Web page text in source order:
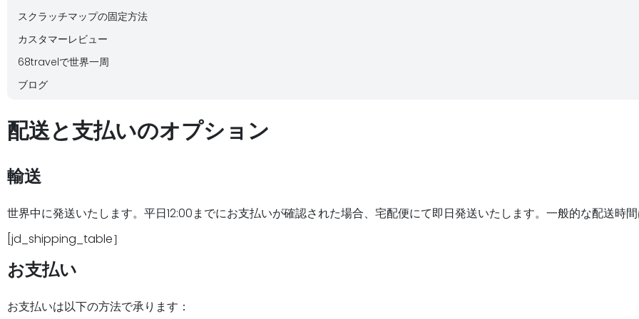
スクラッチマップの固定方法
カスタマーレビュー
68travelで世界一周
ブログ
配送と支払いのオプション
輸送
世界中に発送いたします。平日12:00までにお支払いが確認された場合、宅配便にて即日発送いたします。一般的な配送時間
[jd_shipping_table］
お支払い
お支払いは以下の方法で承ります：